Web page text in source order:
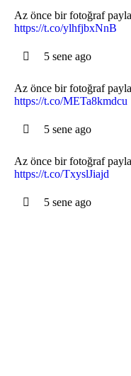
Az önce bir fotoğraf
https://t.co/ylhfjbxNnB
5 sene ago
Az önce bir fotoğraf
https://t.co/METa8kmdcu
5 sene ago
Az önce bir fotoğraf
https://t.co/TxyslJiajd
5 sene ago